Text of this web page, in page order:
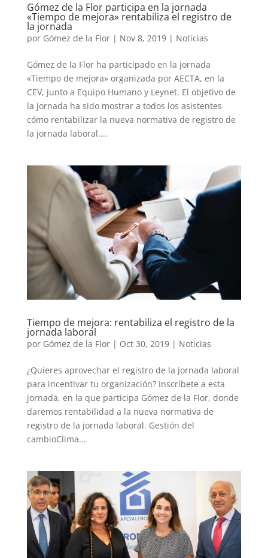
Gómez de la Flor participa en la jornada
«Tiempo de mejora» rentabiliza el registro de
la jornada
por Gómez de la Flor| Nov 8, 2019| Noticias
Gómez de la Flor ha participado en la jornada
«Tiempo de mejora» organizada por AECTA, en la
CEV, junto a Equipo Humano y Leynet. El objetivo de
la jornada ha sido mostrar a todos los asistentes
cómo rentabilizar la nueva normativa de registro de
la jornada laboral....
Tiempo de mejora: rentabiliza el registro de la
jornada laboral
por Gómez de la Flor| Oct 30, 2019| Noticias
¿Quieres aprovechar el registro de la jornada laboral
para incentivar tu organización? Inscríbete a esta
jornada, en la que participa Gómez de la Flor, donde
daremos rentabilidad a la nueva normativa de
registro de la jornada laboral. Gestión del
cambioClima...